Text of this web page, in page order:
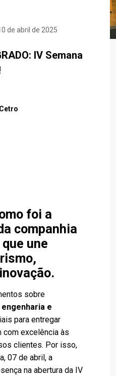
de abril de 2025
IV Semana
foi a
companhia
une
sobre
e
para entregar
com excelência às
clientes. Por isso,
07 de abril, a
na abertura da IV